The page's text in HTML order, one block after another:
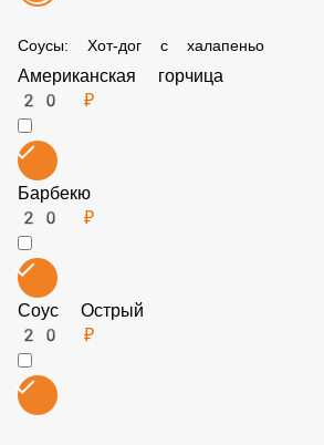
фирменный соус)
199 ₽
Бокс не нужен
Бесплатно
Соусы: Хот-дог с халапеньо
Американская горчица
20 ₽